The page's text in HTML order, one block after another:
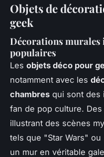
Objets de
geek
Décorations murales
populaires
Les objets déco pour
notamment avec les
chambres qui sont des
fan de pop culture.
illustrant des scènes
tels que "Star Wars"
un mur en véritable